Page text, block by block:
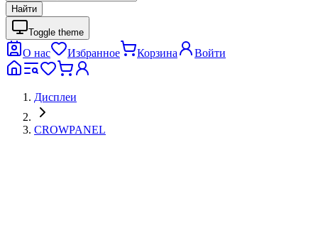
Найти
Toggle theme
О нас Избранное Корзина Войти
Дисплеи
CROWPANEL